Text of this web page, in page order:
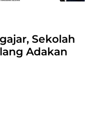
Sekolah
Adakan